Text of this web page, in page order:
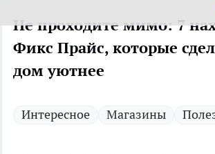
Не проходите мимо: 7
Фикс Прайс, которые
дом уютнее
Интересное Магазины